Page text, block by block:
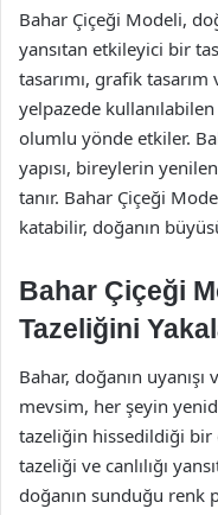
Bahar Çiçeği Modeli,
yansıtan etkileyici bir
tasarımı, grafik
yelpazede
olumlu yönde etkiler.
yapısı, bireylerin
tanır. Bahar Çiçeği
katabilir, doğanın
Bahar Çiçeği
Tazeliğini
Bahar, doğanın
mevsim, her şeyin
tazeliğin hissedildiği bir
tazeliği ve canlılığı
doğanın sunduğu renk